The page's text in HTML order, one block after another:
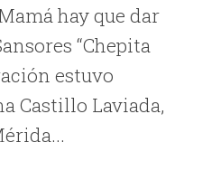
hay que dar
“Chepita
estuvo
Castillo Laviada,